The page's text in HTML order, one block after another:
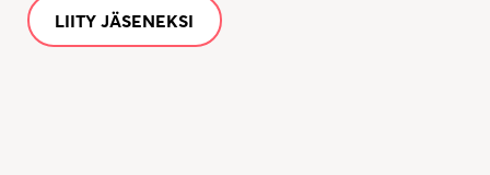
LIITY JÄSENEKSI